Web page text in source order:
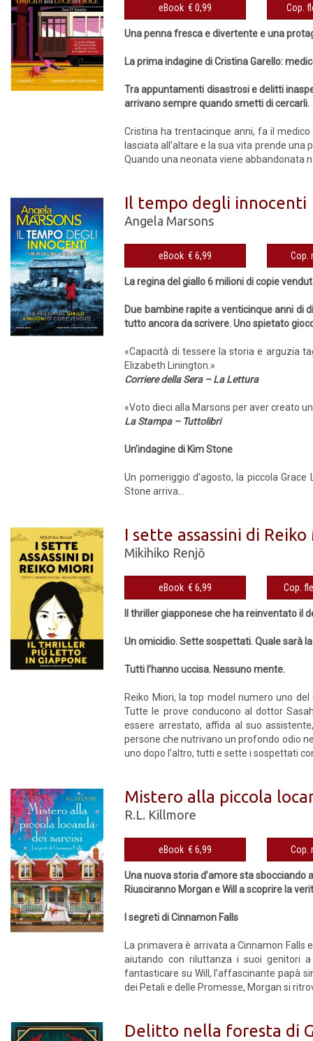
eBook € 0,99
Una penna fresca e divertente e una
La prima indagine di Cristina Garello:
Tra appuntamenti disastrosi e delitti
arrivano sempre quando smetti di cercarli.
Cristina ha trentacinque anni, fa il
lasciata all’altare e la sua vita prende
Quando una neonata viene abbandonata
Il tempo degli innocenti
Angela Marsons
eBook € 6,99
La regina del giallo 6 milioni di copie
Due bambine rapite a venticinque anni di
tutto ancora da scrivere. Uno spietato
«Capacità di tessere la storia e arguzia
Elizabeth Linington.»
Corriere della Sera – La Lettura
«Voto dieci alla Marsons per aver creato
La Stampa – Tuttolibri
Un’indagine di Kim Stone
Un pomeriggio d’agosto, la piccola
Stone arriva...
I sette assassini di
Mikihiko Renjō
eBook € 6,99
Il thriller giapponese che ha reinventato il
Un omicidio. Sette sospettati. Quale sarà
Tutti l’hanno uccisa. Nessuno mente.
Reiko Miori, la top model numero uno
Tutte le prove conducono al dottor
essere arrestato, affida al suo
persone che nutrivano un profondo odio
uno dopo l’altro, tutti e sette i sospettati
Mistero alla piccola
R.L. Killmore
eBook € 6,99
Una nuova storia d’amore sta sbocciando
Riusciranno Morgan e Will a scoprire la
I segreti di Cinnamon Falls
La primavera è arrivata a Cinnamon Falls
aiutando con riluttanza i suoi genitori
fantasticare su Will, l’affascinante papà
dei Petali e delle Promesse, Morgan si
Delitto nella foresta di